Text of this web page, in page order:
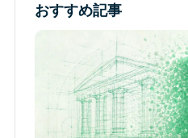
おすすめ記事